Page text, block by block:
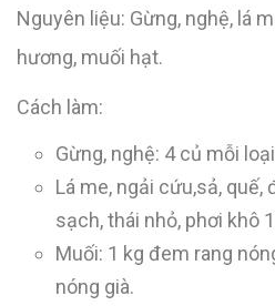
Nguyên liệu: Gừng, nghệ, lá
hương, muối hạt.
Cách làm:
Gừng, nghệ: 4 củ mỗi
Lá me, ngải cứu,sả, quế,
sạch, thái nhỏ, phơi khô
Muối: 1 kg đem rang
nóng già.